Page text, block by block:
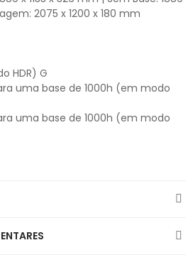
2075 x 1200 x 180 mm
HDR) G
uma base de 1000h (em modo
uma base de 1000h (em modo